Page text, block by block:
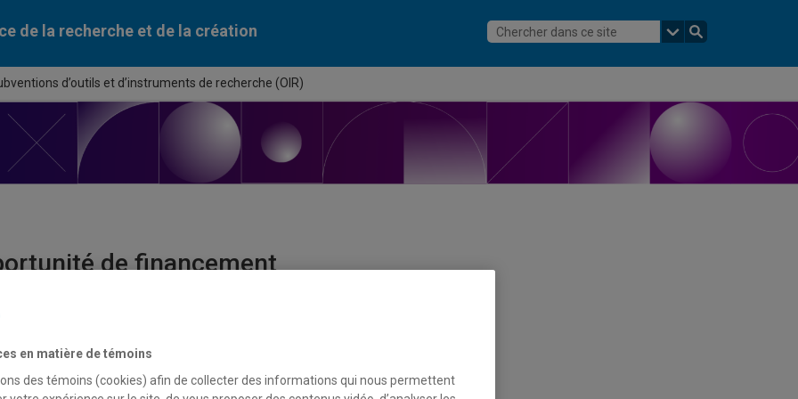
de la recherche et de la création
d’outils et d’instruments de recherche (OIR)
de financement
programme
d’outils et d’instruments de recherche (OIR)
en matière de témoins
des témoins (cookies) afin de collecter des informations qui nous permettent